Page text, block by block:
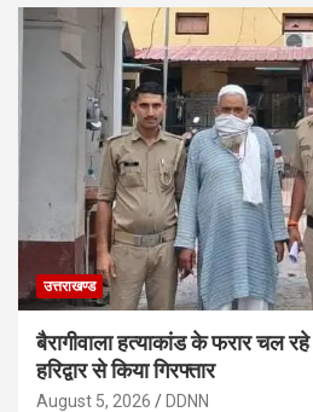
उत्तराखण्ड
बैरागीवाला हत्याकांड के फरार चल
हरिद्वार से किया गिरफ्तार
August 5, 2026 DDNN